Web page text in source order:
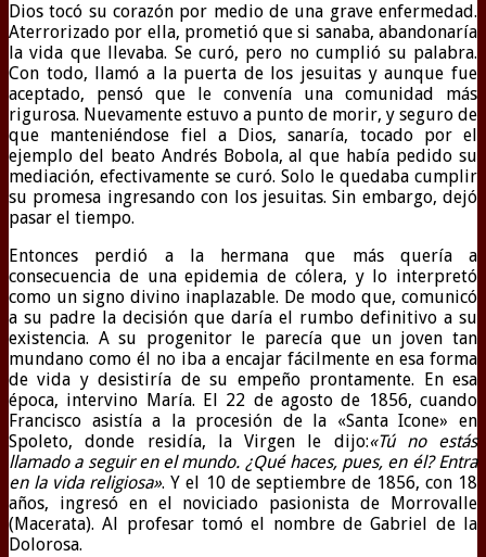
Dios tocó su corazón por medio de una grave enfermedad.
Aterrorizado por ella, prometió que si sanaba, abandonaría
la vida que llevaba. Se curó, pero no cumplió su palabra.
Con todo, llamó a la puerta de los jesuitas y aunque fue
aceptado, pensó que le convenía una comunidad más
rigurosa. Nuevamente estuvo a punto de morir, y seguro de
que manteniéndose fiel a Dios, sanaría, tocado por el
ejemplo del beato Andrés Bobola, al que había pedido su
mediación, efectivamente se curó. Solo le quedaba cumplir
su promesa ingresando con los jesuitas. Sin embargo, dejó
pasar el tiempo.
Entonces perdió a la hermana que más quería a
consecuencia de una epidemia de cólera, y lo interpretó
como un signo divino inaplazable. De modo que, comunicó
a su padre la decisión que daría el rumbo definitivo a su
existencia. A su progenitor le parecía que un joven tan
mundano como él no iba a encajar fácilmente en esa forma
de vida y desistiría de su empeño prontamente. En esa
época, intervino María. El 22 de agosto de 1856, cuando
Francisco asistía a la procesión de la «Santa Icone» en
Spoleto, donde residía, la Virgen le dijo:«Tú no estás
llamado a seguir en el mundo. ¿Qué haces, pues, en él? Entra
en la vida religiosa». Y el 10 de septiembre de 1856, con 18
años, ingresó en el noviciado pasionista de Morrovalle
(Macerata). Al profesar tomó el nombre de Gabriel de la
Dolorosa.